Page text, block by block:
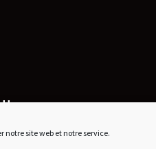
notre site web et notre service.
mes derniers articles !